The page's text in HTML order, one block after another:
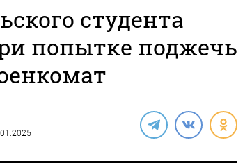
студента
попытке поджечь